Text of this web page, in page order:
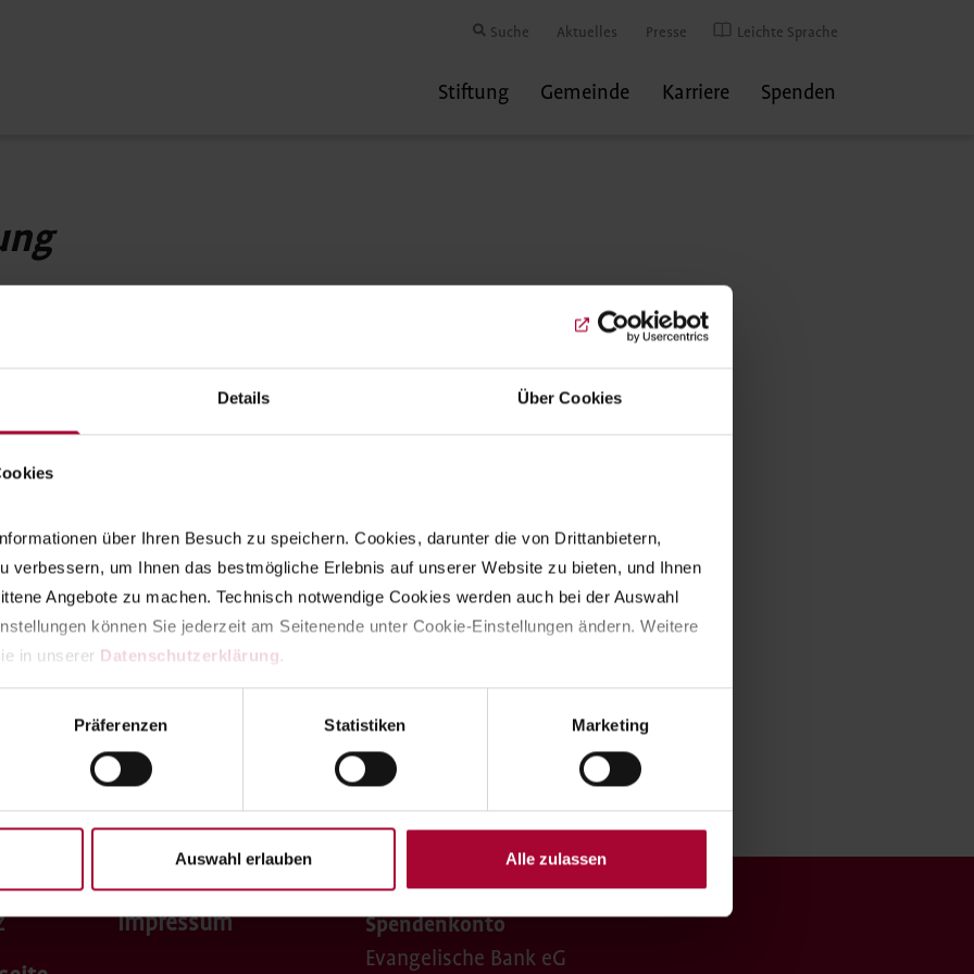
Details Über Cookies
über Ihren Besuch zu speichern. Cookies, darunter die von Drittanbietern,
verbessern, um Ihnen das bestmögliche Erlebnis auf unserer Website zu bieten, und Ihnen
Angebote zu machen. Technisch notwendige Cookies werden auch bei der Auswahl
können Sie jederzeit am Seitenende unter Cookie-Einstellungen ändern. Weitere
in unserer Datenschutzerklärung.
Präferenzen Statistiken Marketing
Auswahl erlauben Alle zulassen
Suche Aktuelles Presse Leichte Sprache
Stiftung Gemeinde Karriere Spenden
Impressum
Spendenkonto
Evangelische Bank eG